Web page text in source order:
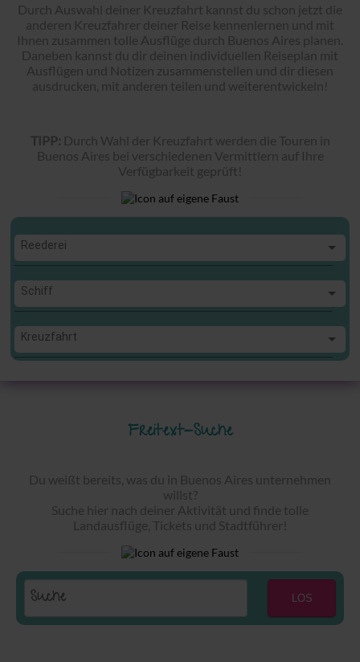
Durch Auswahl deiner Kreuzfahrt kannst du schon jetzt die
anderen Kreuzfahrer deiner Reise kennenlernen und mit
Ihnen zusammen tolle Ausflüge durch Buenos Aires planen.
Daneben kannst du dir deinen individuellen Reiseplan mit
Ausflügen und Notizen zusammenstellen und dir diesen
ausdrucken, mit anderen teilen und weiterentwickeln!
TIPP: Durch Wahl der Kreuzfahrt werden die Touren in
Buenos Aires bei verschiedenen Vermittlern auf Ihre
Verfügbarkeit geprüft!
Reederei
Reederei
Schiff
Schiff
Kreuzfahrt
Kreuzfahrt
Freitext-Suche
Du weißt bereits, was du in Buenos Aires unternehmen
willst?
Suche hier nach deiner Aktivität und finde tolle
Landausflüge, Tickets und Stadtführer!
LOS